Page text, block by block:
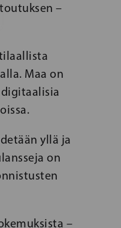
–
Maa on
yllä ja
on
–